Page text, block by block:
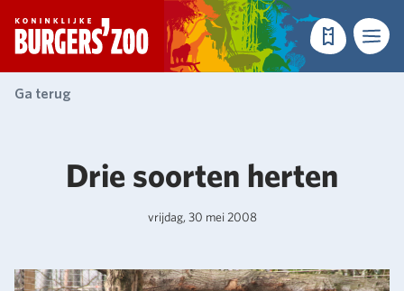
- Homepagina
TicketsMenu
Ga terug
Drie soorten herten
vrijdag, 30 mei 2008